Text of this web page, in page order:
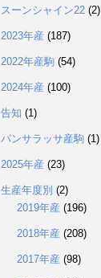
スーンシャイン22 (2)
2023年産 (187)
2022年産駒 (54)
2024年産 (100)
告知 (1)
パンサラッサ産駒 (1)
2025年産 (23)
生産年度別 (2)
2019年産 (196)
2018年産 (208)
2017年産 (98)